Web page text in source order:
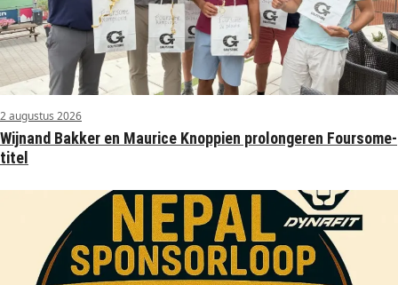
2 augustus 2026
Wijnand Bakker en Maurice Knoppien prolongeren Foursome-
titel